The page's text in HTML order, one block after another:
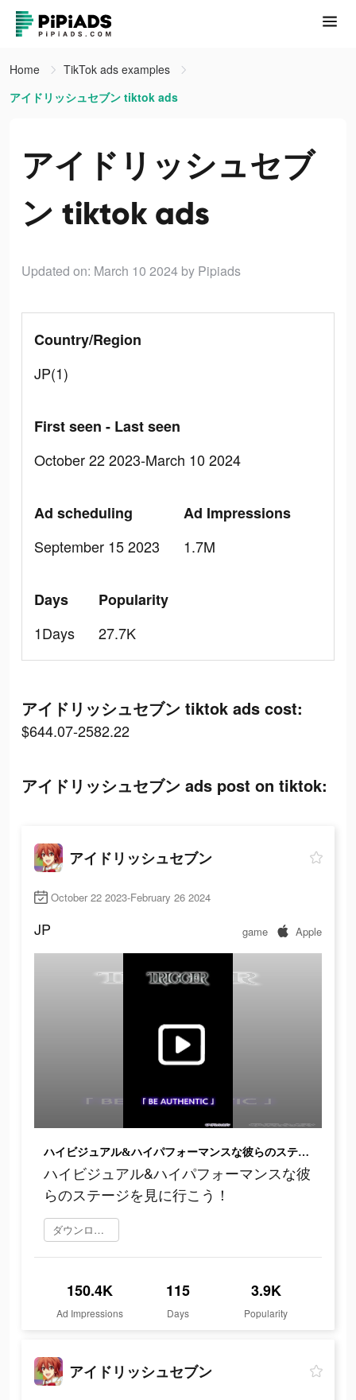
Home
TikTok ads examples
アイドリッシュセブン tiktok ads
アイドリッシュセブ
ン tiktok ads
Updated on: March 10 2024 by Pipiads
Country/Region
JP(1)
First seen - Last seen
October 22 2023-March 10 2024
Ad scheduling
September 15 2023
Ad Impressions
1.7M
Days
1Days
Popularity
27.7K
アイドリッシュセブン tiktok ads cost:
$644.07-2582.22
アイドリッシュセブン ads post on tiktok:
アイドリッシュセブン
October 22 2023-February 26 2024
JP game Apple
ハイビジュアル&ハイパフォーマンスな彼らのステージを見に行こう！
ハイビジュアル&ハイパフォーマンスな彼
らのステージを見に行こう！
ダウンロード
150.4K
Ad Impressions
115
Days
3.9K
Popularity
アイドリッシュセブン